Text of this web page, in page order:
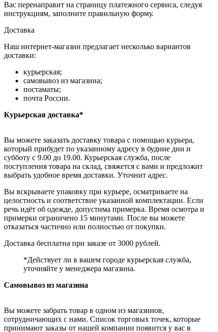
Вас перенаправит на страницу платежного сервиса, следуя
инструкциям, заполните правильную форму.
Доставка
Наш интернет-магазин предлагает несколько вариантов
доставки:
курьерская;
самовывоз из магазина;
постаматы;
почта России.
Курьерская доставка*
Вы можете заказать доставку товара с помощью курьера,
который прибудет по указанному адресу в будние дни и
субботу с 9.00 до 19.00. Курьерская служба, после
поступления товара на склад, свяжется с вами и предложит
выбрать удобное время доставки. Уточнит адрес.
Вы вскрываете упаковку при курьере, осматриваете на
целостность и соответствие указанной комплектации. Если
речь идёт об одежде, допустима примерка. Время осмотра и
примерки ограничено 15 минутами. После вы можете
отказаться частично или полностью от покупки.
Доставка бесплатна при заказе от 3000 рублей.
*Действует ли в вашем городе курьерская служба,
уточняйте у менеджера магазина.
Самовывоз из магазина
Вы можете забрать товар в одном из магазинов,
сотрудничающих с нами. Список торговых точек, которые
принимают заказы от нашей компании появится у вас в